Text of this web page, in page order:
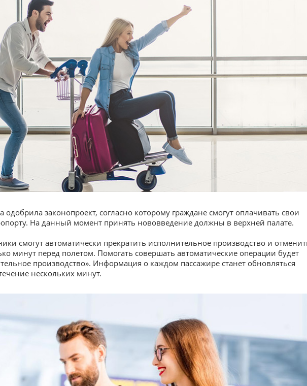
одобрила законопроект, согласно которому граждане смогут оплачивать свои
На данный момент принять нововведение должны в верхней палате.
смогут автоматически прекратить исполнительное производство и
минут перед полетом. Помогать совершать автоматические операции будет
производство». Информация о каждом пассажире станет обновляться
нескольких минут.